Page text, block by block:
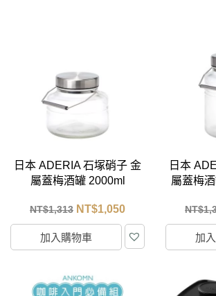
日本 ADERIA 石塚硝子 金
屬蓋梅酒罐 2000ml
NT$1,313 NT$1,050
加入購物車
日本
屬蓋梅
NT$
加